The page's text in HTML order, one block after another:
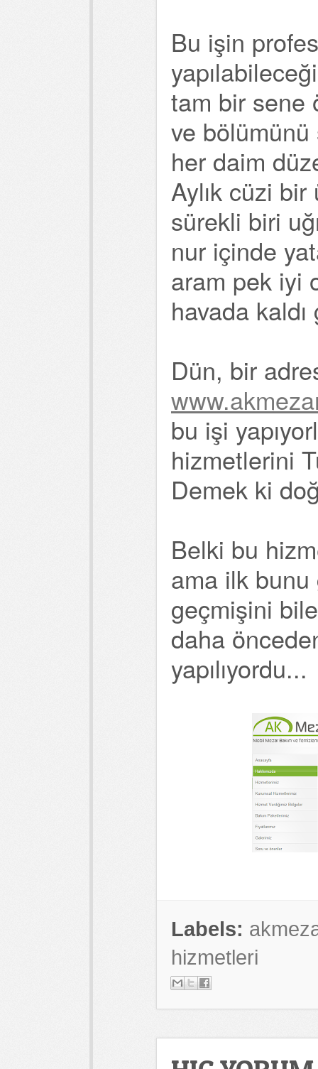
Bu işin
tam bir sene
ve bölümünü
her daim
Aylık cüzi bir
sürekli biri
nur içinde
aram pek iyi
havada
Dün, bir
bu işi
hizmetlerini
Demek ki
Belki bu
ama ilk
geçmişini
daha
yapılıyordu...
Labels:
hizmetleri